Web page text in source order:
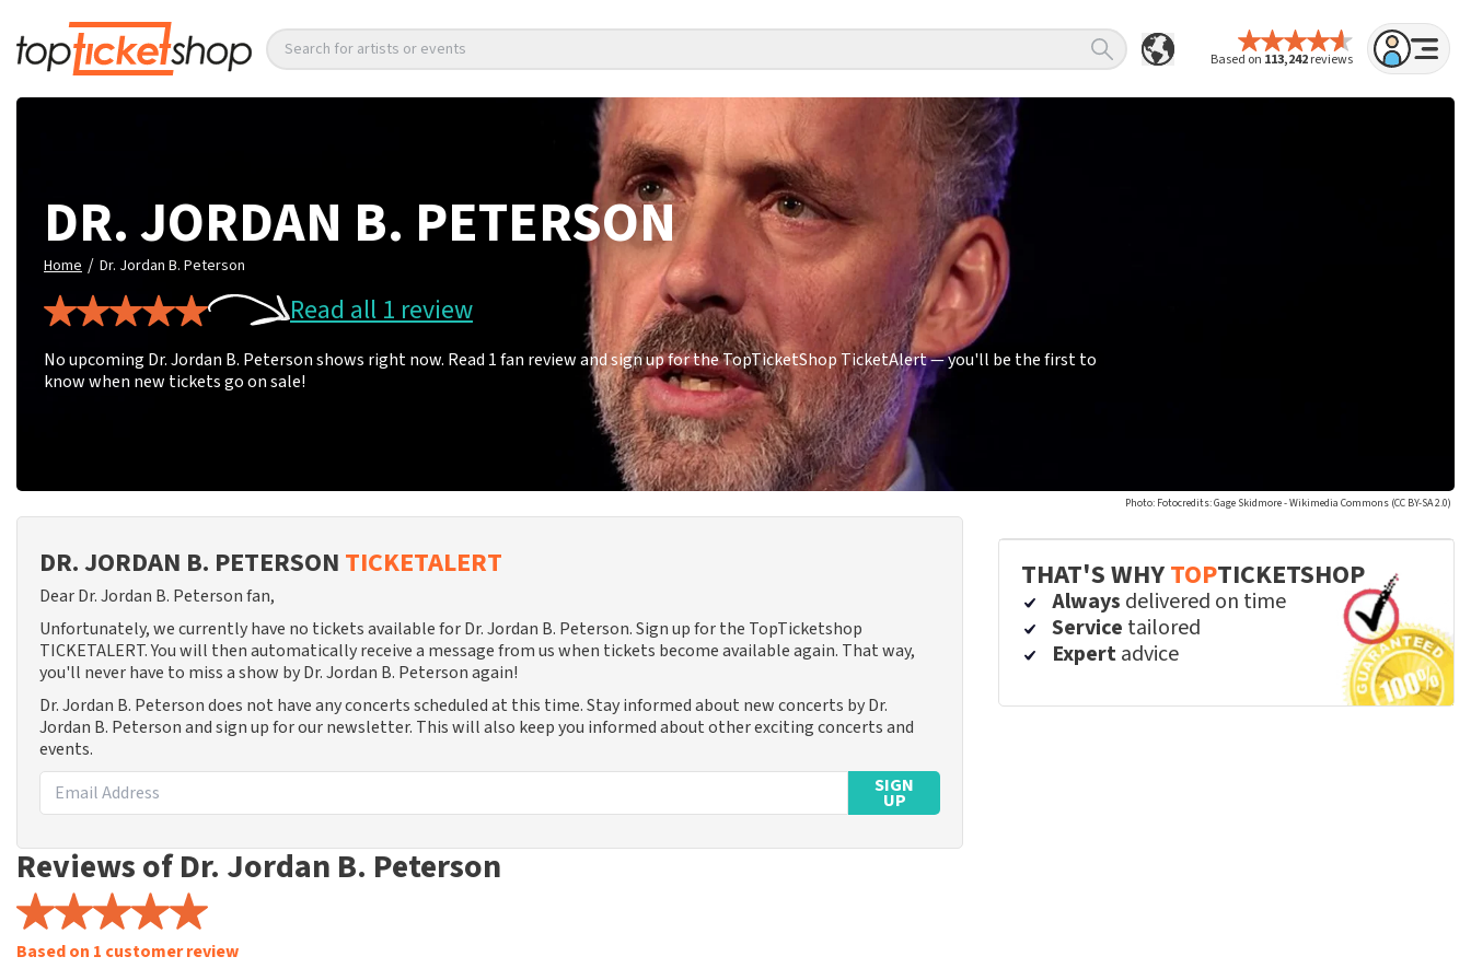
Based on 113,242reviews
Search for artists or events
DR. JORDAN B. PETERSON
Home / Dr. Jordan B. Peterson
Read all 1 review
No upcoming Dr. Jordan B. Peterson shows right now. Read 1 fan review and sign up for the TopTicketShop TicketAlert — you'll be the first to
know when new tickets go on sale!
Photo: Fotocredits: Gage Skidmore - Wikimedia Commons (CC BY-SA 2.0)
DR. JORDAN B. PETERSON TICKETALERT
Dear Dr. Jordan B. Peterson fan,
Unfortunately, we currently have no tickets available for Dr. Jordan B. Peterson. Sign up for the TopTicketshop
TICKETALERT. You will then automatically receive a message from us when tickets become available again. That way,
you'll never have to miss a show by Dr. Jordan B. Peterson again!
Dr. Jordan B. Peterson does not have any concerts scheduled at this time. Stay informed about new concerts by Dr.
Jordan B. Peterson and sign up for our newsletter. This will also keep you informed about other exciting concerts and
events.
SIGN
UP
Reviews of Dr. Jordan B. Peterson
Based on 1 customer review
THAT'S WHYTOPTICKETSHOP
Always delivered on time
Service tailored
Expertadvice